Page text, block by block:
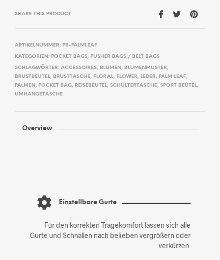
SHARE THIS PRODUCT
ARTIKELNUMMER: PB-PALMLEAF
KATEGORIEN: POCKET BAGS, PUSHER BAGS / BELT BAGS
SCHLAGWÖRTER: ACCESSOIRES, BLUMEN , BLUMENMUSTER,
BRUSTBEUTEL, BRUSTTASCHE, FLORAL, FLOWER, LEDER, PALM LEAF,
PALMEN , POCKET BAG, REISEBEUTEL, SCHULTERTASCHE, SPORT BEUTEL,
UMHÄNGETASCHE
Overview
Einstellbare Gurte
Für den korrekten Tragekomfort lassen sich alle
Gurte und Schnallen nach belieben vergrößern oder
verkürzen.